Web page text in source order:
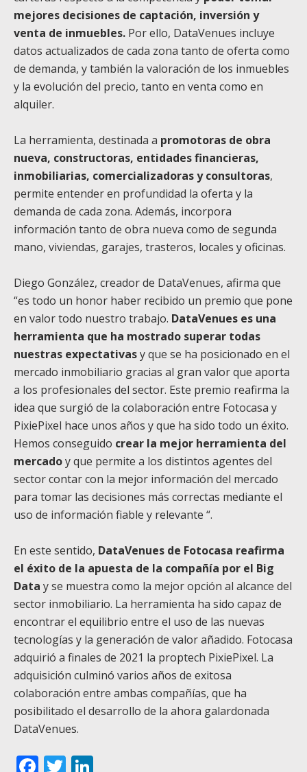
mejores decisiones de captación, inversión y
venta de inmuebles. Por ello, DataVenues incluye
datos actualizados de cada zona tanto de oferta como
de demanda, y también la valoración de los inmuebles
y la evolución del precio, tanto en venta como en
alquiler.
La herramienta, destinada a promotoras de obra
nueva, constructoras, entidades financieras,
inmobiliarias, comercializadoras y consultoras,
permite entender en profundidad la oferta y la
demanda de cada zona. Además, incorpora
información tanto de obra nueva como de segunda
mano, viviendas, garajes, trasteros, locales y oficinas.
Diego González, creador de DataVenues, afirma que
“es todo un honor haber recibido un premio que pone
en valor todo nuestro trabajo. DataVenues es una
herramienta que ha mostrado superar todas
nuestras expectativasy que se ha posicionado en el
mercado inmobiliario gracias al gran valor que aporta
a los profesionales del sector. Este premio reafirma la
idea que surgió de la colaboración entre Fotocasa y
PixiePixel hace unos años y que ha sido todo un éxito.
Hemos conseguido crear la mejor herramienta del
mercadoy que permite a los distintos agentes del
sector contar con la mejor información del mercado
para tomar las decisiones más correctas mediante el
uso de información fiable y relevante “.
En este sentido, DataVenues de Fotocasa reafirma
el éxito de la apuesta de la compañía por el Big
Data y se muestra como la mejor opción al alcance del
sector inmobiliario. La herramienta ha sido capaz de
encontrar el equilibrio entre el uso de las nuevas
tecnologías y la generación de valor añadido. Fotocasa
adquirió a finales de 2021 la proptech PixiePixel. La
adquisición culminó varios años de exitosa
colaboración entre ambas compañías, que ha
posibilitado el desarrollo de la ahora galardonada
DataVenues.
Facebook
Twitter